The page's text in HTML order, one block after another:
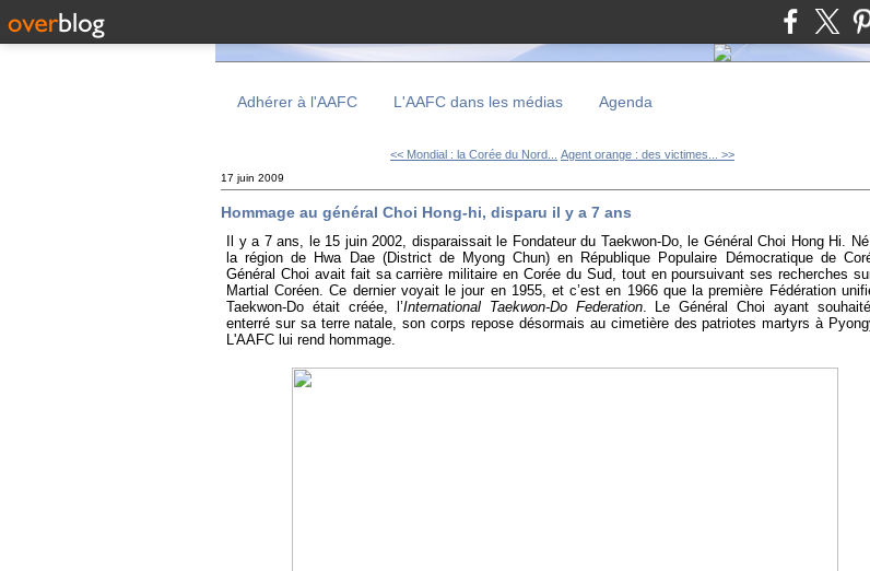
Adhérer à l'AAFC L'AAFC dans les médias Agenda
<< Mondial : la Corée du Nord... Agent orange : des victimes... >>
17 juin 2009
Hommage au général Choi Hong-hi, disparu il y a 7 ans
y a 7 ans, le 15 juin 2002, disparaissait le Fondateur du Taekwon-Do, le Général Choi Hong Hi.
la région de Hwa Dae (District de Myong Chun) en République Populaire Démocratique de
Général Choi avait fait sa carrière militaire en Corée du Sud, tout en poursuivant ses recherches
Martial Coréen. Ce dernier voyait le jour en 1955, et c’est en 1966 que la première Fédération
Taekwon-Do était créée, l’International Taekwon-Do Federation. Le Général Choi ayant
enterré sur sa terre natale, son corps repose désormais au cimetière des patriotes martyrs à
L'AAFC lui rend hommage.